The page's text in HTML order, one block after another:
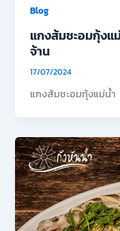
Blog
แกงส้มชะอมกุ้งแ
จ้าน
17/07/2024
แกงส้มชะอมกุ้งแม่น้ำ